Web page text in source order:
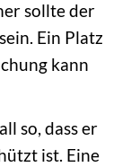
sollte der
Ein Platz
kann
so, dass er
ist. Eine